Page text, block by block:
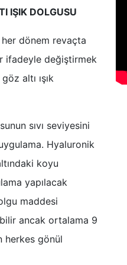
IŞIK DOLGUSU
dönem revaçta
ifadeyle değiştirmek
altı ışık
sıvı seviyesini
uygulama. Hyaluronik
koyu
yapılacak
maddesi
ancak ortalama 9
herkes gönül